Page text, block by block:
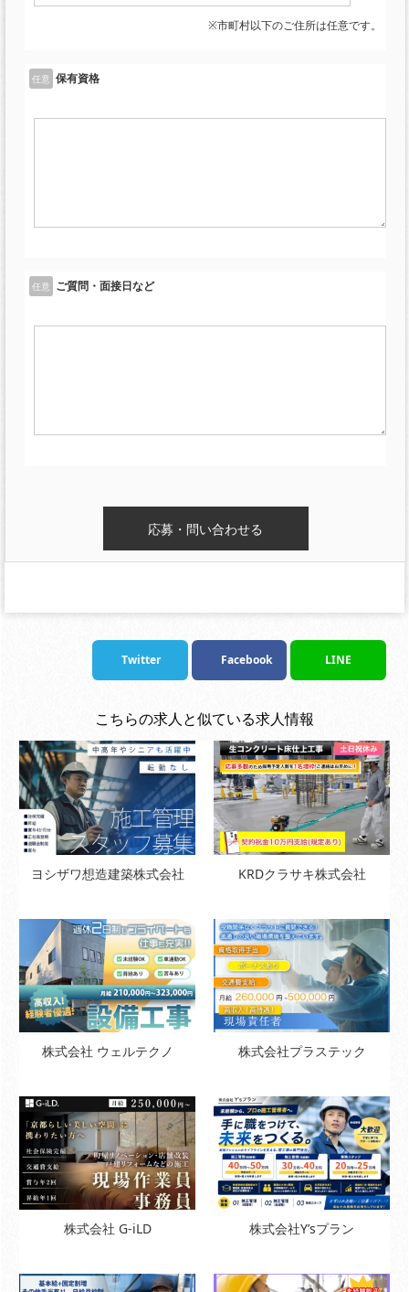
※市町村以下のご住所は任意です。
任意 保有資格
任意 ご質問・面接日など
LINE
Facebook
Twitter
こちらの求人と似ている求人情報
ヨシザワ想造建築株式会社 KRDクラサキ株式会社
株式会社 ウェルテクノ 株式会社プラステック
株式会社 G-iLD 株式会社Y’sプラン